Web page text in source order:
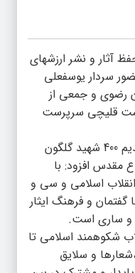
آثار و نشر ارزشهای
سردار یوسفعلی
رضوی و جمعی از
قلیچی سرپرست
سرپرست فرمانداری با اشاره به تقدیم 400 شهید گلگون
مقدس افزود: با
اسلامی و سی و
و فرهنگ ایثار
و ساری است.
شکوهمند اسلامی تا
و سلایق